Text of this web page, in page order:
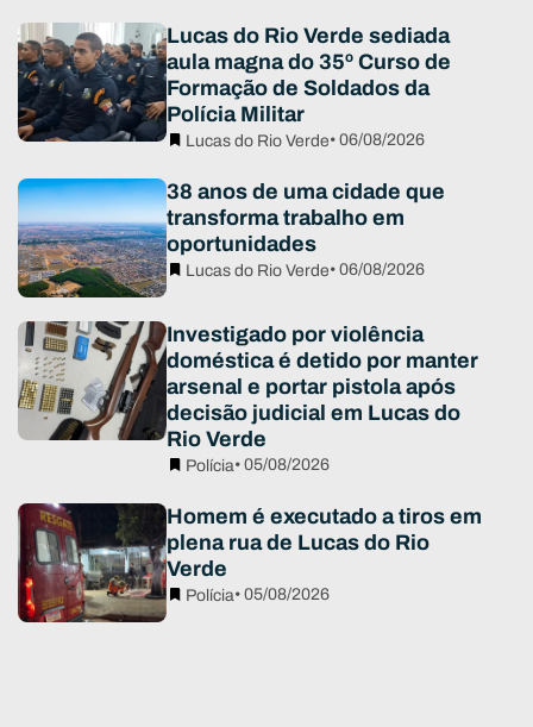
Lucas do Rio Verde sediada
aula magna do 35º Curso de
Formação de Soldados da
Polícia Militar
Lucas do Rio Verde• 06/08/2026
38 anos de uma cidade que
transforma trabalho em
oportunidades
Lucas do Rio Verde• 06/08/2026
Investigado por violência
doméstica é detido por manter
arsenal e portar pistola após
decisão judicial em Lucas do
Rio Verde
Polícia• 05/08/2026
Homem é executado a tiros em
plena rua de Lucas do Rio
Verde
Polícia• 05/08/2026